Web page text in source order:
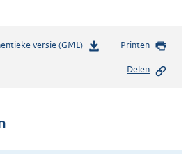
versie (GML)b
s
Printen
Delen